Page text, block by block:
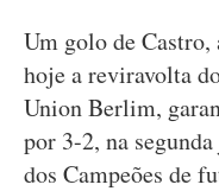
Um golo de
hoje a reviravolta
Union Berlim,
por 3-2, na
dos Campeões de